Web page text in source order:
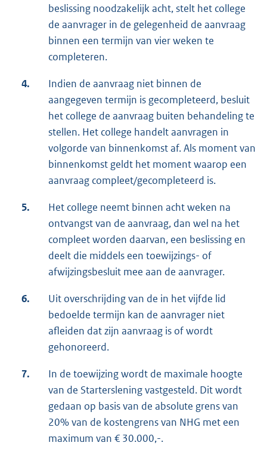
beslissing noodzakelijk acht, stelt het college
de aanvrager in de gelegenheid de aanvraag
binnen een termijn van vier weken te
completeren.
4.
Indien de aanvraag niet binnen de
aangegeven termijn is gecompleteerd, besluit
het college de aanvraag buiten behandeling te
stellen. Het college handelt aanvragen in
volgorde van binnenkomst af. Als moment van
binnenkomst geldt het moment waarop een
aanvraag compleet/gecompleteerd is.
5.
Het college neemt binnen acht weken na
ontvangst van de aanvraag, dan wel na het
compleet worden daarvan, een beslissing en
deelt die middels een toewijzings- of
afwijzingsbesluit mee aan de aanvrager.
6.
Uit overschrijding van de in het vijfde lid
bedoelde termijn kan de aanvrager niet
afleiden dat zijn aanvraag is of wordt
gehonoreerd.
7.
In de toewijzing wordt de maximale hoogte
van de Starterslening vastgesteld. Dit wordt
gedaan op basis van de absolute grens van
20% van de kostengrens van NHG met een
maximum van € 30.000,-.